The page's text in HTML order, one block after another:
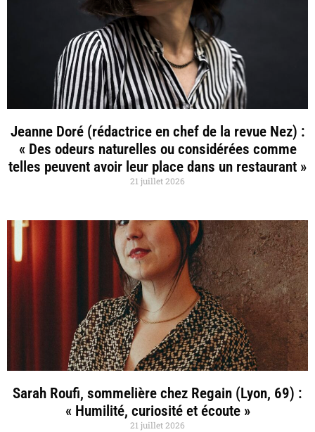
Jeanne Doré (rédactrice en chef de la revue Nez) :
« Des odeurs naturelles ou considérées comme
telles peuvent avoir leur place dans un restaurant »
21 juillet 2026
Sarah Roufi, sommelière chez Regain (Lyon, 69) :
« Humilité, curiosité et écoute »
21 juillet 2026